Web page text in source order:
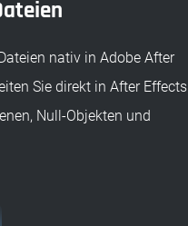
nativ in Adobe After
Sie direkt in After Effects
Null-Objekten und